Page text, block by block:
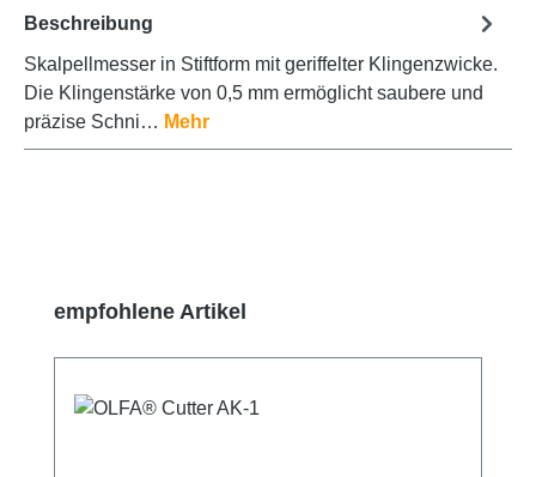
Beschreibung
Skalpellmesser in Stiftform mit geriffelter Klingenzwicke.
Die Klingenstärke von 0,5 mm ermöglicht saubere und
präzise Schni… Mehr
Produktgalerie überspringen
empfohlene Artikel